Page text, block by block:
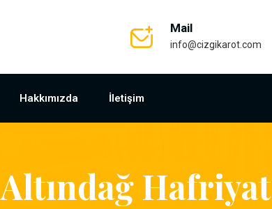
Mail
info@cizgikarot.com
Hakkımızda İletişim
Altındağ Hafriyat